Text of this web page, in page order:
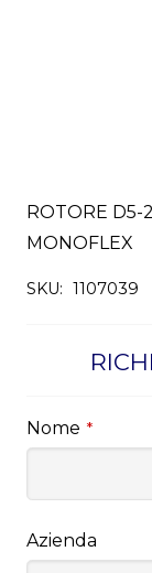
ROTORE D5-
MONOFLEX
SKU: 1107039
Nome *
Azienda